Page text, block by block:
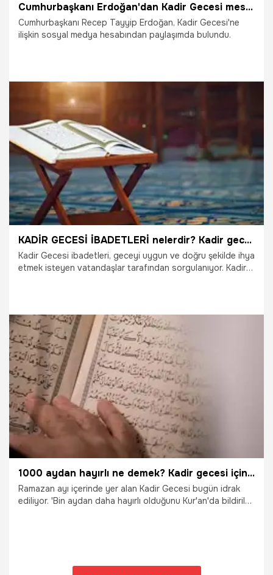
Cumhurbaşkanı Erdoğan'dan Kadir Gecesi mesajı
Cumhurbaşkanı Recep Tayyip Erdoğan, Kadir Gecesi'ne
ilişkin sosyal medya hesabından paylaşımda bulundu.
27.04.2022 Siyaset
KADİR GECESİ İBADETLERİ nelerdir? Kadir gecesinde okunacak dualar, kılınan namaz, çekilecek ve tesbihler ile Kadir Gecesinde yapılacak ibadetler!
Kadir Gecesi ibadetleri, geceyi uygun ve doğru şekilde ihya
etmek isteyen vatandaşlar tarafından sorgulanıyor. Kadir
yapılacak ibadetleri nelerdir, ne zaman yapılır? Kadir
gecesinde okunacak dualar, kılınan namaz, çekilecek ve
tesbihler ile Kadir Gecesinde yapılacak ibadetler…
27.04.2022 Dini Bilgiler
1000 aydan hayırlı ne demek? Kadir gecesi için bin aydan daha hayırlı neden denir?
Ramazan ayı içerinde yer alan Kadir Gecesi bugün idrak
ediliyor. 'Bin aydan daha hayırlı olduğunu Kur'an'da bildirilen